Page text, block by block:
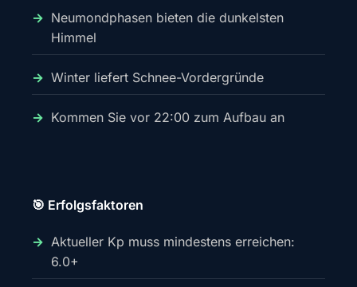
Neumondphasen bieten die dunkelsten
Himmel
Winter liefert Schnee-Vordergründe
Kommen Sie vor 22:00 zum Aufbau an
🎯 Erfolgsfaktoren
Aktueller Kp muss mindestens erreichen:
6.0+